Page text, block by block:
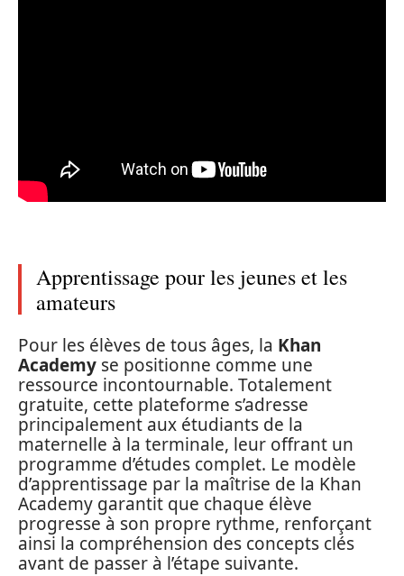
Apprentissage pour les jeunes et les
amateurs
Pour les élèves de tous âges, la Khan
Academy se positionne comme une
ressource incontournable. Totalement
gratuite, cette plateforme s’adresse
principalement aux étudiants de la
maternelle à la terminale, leur offrant un
programme d’études complet. Le modèle
d’apprentissage par la maîtrise de la Khan
Academy garantit que chaque élève
progresse à son propre rythme, renforçant
ainsi la compréhension des concepts clés
avant de passer à l’étape suivante.